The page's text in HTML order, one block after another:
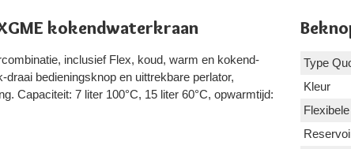
kokendwaterkraan
inclusief Flex, koud, warm en kokend-
bedieningsknop en uittrekbare perlator,
Capaciteit: 7 liter 100°C, 15 liter 60°C, opwarmtijd:
Type
Kleur